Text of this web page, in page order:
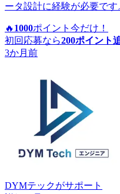
ータ設計に経験が必要です
🔥 1000ポイント 今だけ！
初回応募なら200ポイント
3か月前
DYMテックがサポート